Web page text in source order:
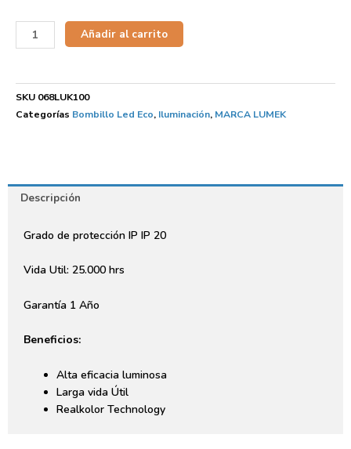
Añadir al carrito
SKU 068LUK100
Categorías Bombillo Led Eco, Iluminación, MARCA LUMEK
Descripción
Grado de protección IP IP 20
Vida Util: 25.000 hrs
Garantía 1 Año
Beneficios:
Alta eficacia luminosa
Larga vida Útil
Realkolor Technology